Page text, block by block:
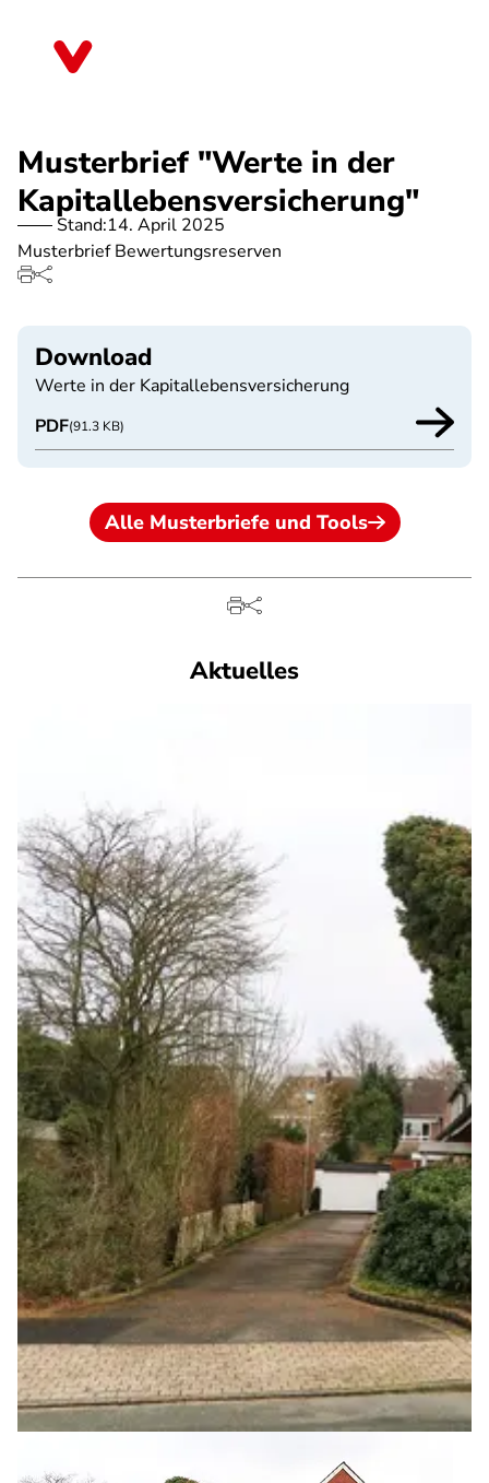
Musterbrief "Werte in der
Kapitallebensversicherung"
Stand:14. April 2025
Musterbrief Bewertungsreserven
Download
Werte in der Kapitallebensversicherung
PDF(91.3 KB)
Alle Musterbriefe und Tools
Aktuelles